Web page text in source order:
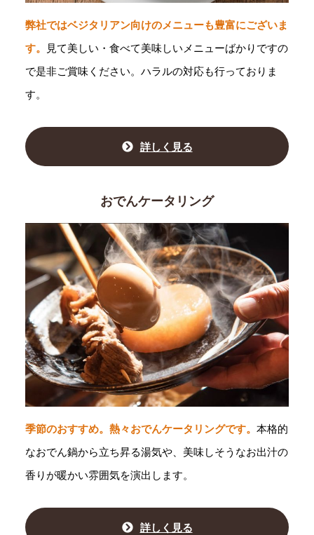
弊社ではベジタリアン向けのメニューも豊富にございま
す。
見て美しい・食べて美味しいメニューばかりですの
で是非ご賞味ください。ハラルの対応も行っておりま
す。
詳しく見る
おでんケータリング
季節のおすすめ。熱々おでんケータリングです。 本格的
なおでん鍋から立ち昇る湯気や、美味しそうなお出汁の
香りが暖かい雰囲気を演出します。
詳しく見る